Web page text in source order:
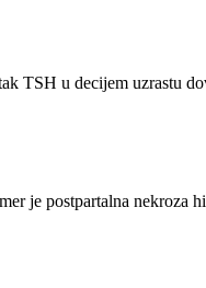
TSH u decijem uzrastu
je postpartalna nekroza